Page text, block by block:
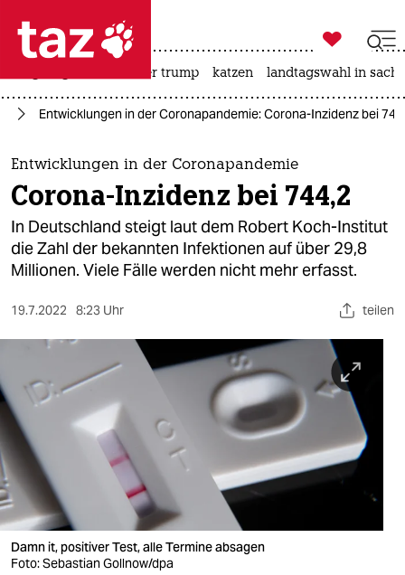
 taz zahl ich
taz zahl ich
themen
politik
öko
berlin
nord
wahrheit
verlag
verlag

taz zahl ich
usa unter trump katzen landtagswahl in
Entwicklungen in der Coronapandemie: Corona-Inzidenz bei
Entwicklungen in der Coronapandemie
Corona-Inzidenz bei 744,2
In Deutschland steigt laut dem Robert Koch-Institut
die Zahl der bekannten Infektionen auf über 29,8
Millionen. Viele Fälle werden nicht mehr erfasst.
19.7.2022 8:23 Uhr teilen
Damn it, positiver Test, alle Termine absagen
Foto: Sebastian Gollnow/dpa